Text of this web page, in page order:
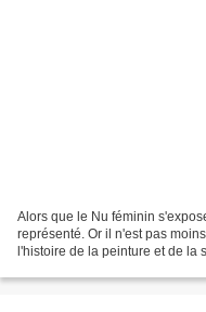
Alors que le Nu féminin
représenté. Or il n'est pas
l'histoire de la peinture et de la